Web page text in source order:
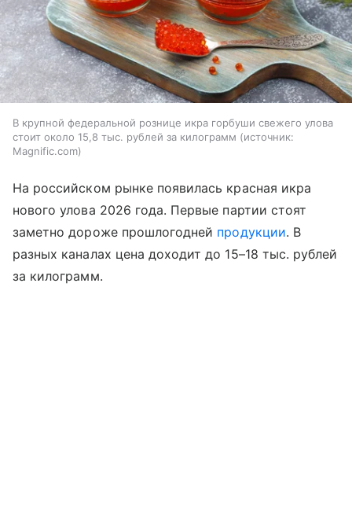
В крупной федеральной рознице икра горбуши свежего улова
стоит около 15,8 тыс. рублей за килограмм
источник:
Magnific.com
На российском рынке появилась красная икра
нового улова 2026 года. Первые партии стоят
заметно дороже прошлогодней продукции. В
разных каналах цена доходит до 15–18 тыс. рублей
за килограмм.